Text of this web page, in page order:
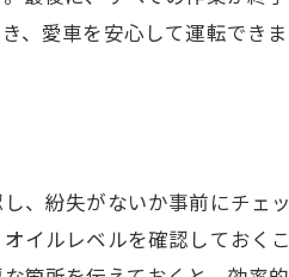
、愛車を安心して運転できま
、紛失がないか事前にチェッ
イルレベルを確認しておくこ